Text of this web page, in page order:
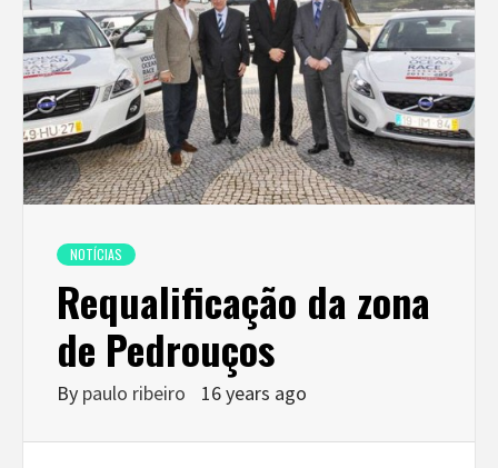
NOTÍCIAS
Requalificação da zona
de Pedrouços
By paulo ribeiro 16 years ago